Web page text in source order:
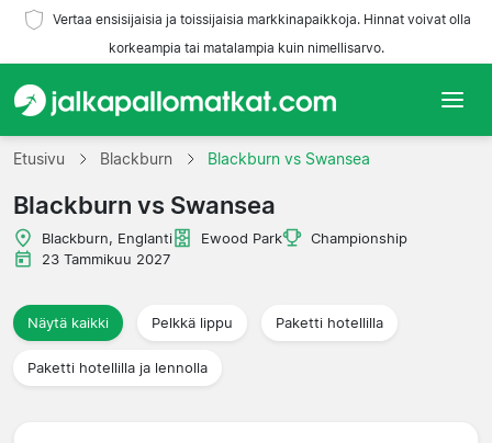
Vertaa ensisijaisia ja toissijaisia markkinapaikkoja. Hinnat voivat olla
korkeampia tai matalampia kuin nimellisarvo.
Etusivu
Joukkueet
Liigat
Matkatoimistoja
Etusivu Blackburn Blackburn vs Swansea
Blackburn vs Swansea
Blackburn, Englanti Ewood Park
Championship
23 Tammikuu 2027
Näytä kaikki Pelkkä lippu Paketti hotellilla
Paketti hotellilla ja lennolla